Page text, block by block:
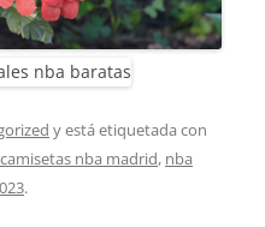
y está etiquetada con
camisetas nba madrid, nba
.